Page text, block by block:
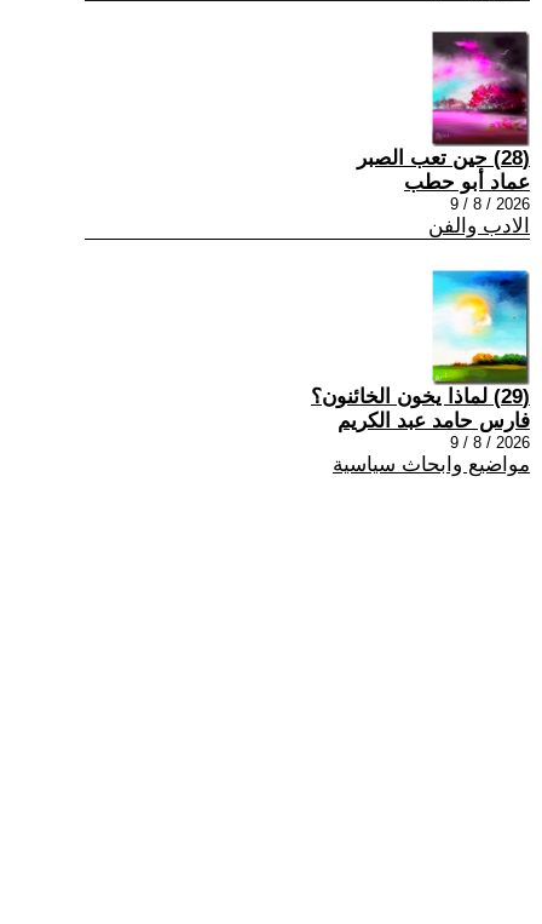
(28) حين تعب الصبر
عماد أبو حطب
2026 / 8 / 9
الادب والفن
(29) لماذا يخون الخائنون؟
فارس حامد عبد الكريم
2026 / 8 / 9
مواضيع وابحاث سياسية